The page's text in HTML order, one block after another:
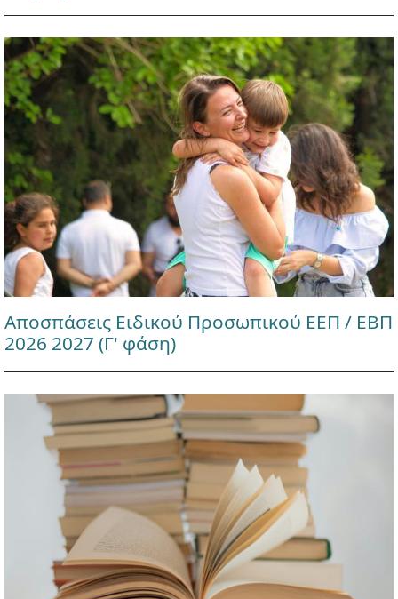
Αποσπάσεις Ειδικού Προσωπικού ΕΕΠ / ΕΒΠ
2026 2027 (Γ' φάση)